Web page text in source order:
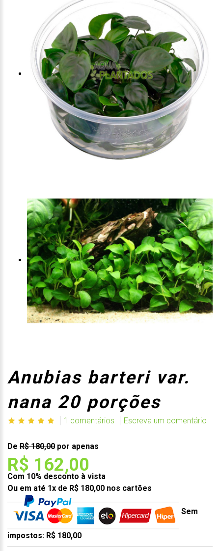
Anubias barteri var.
nana 20 porções
1 comentários Escreva um comentário
De R$ 180,00 por apenas
R$ 162,00
Com 10% desconto à vista
Ou em até 1x de R$ 180,00 nos cartões
Sem
impostos: R$ 180,00